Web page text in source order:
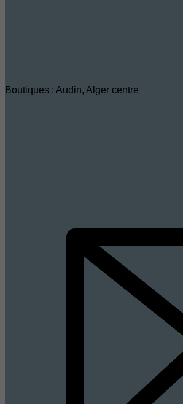
Boutiques : Audin, Alger centre